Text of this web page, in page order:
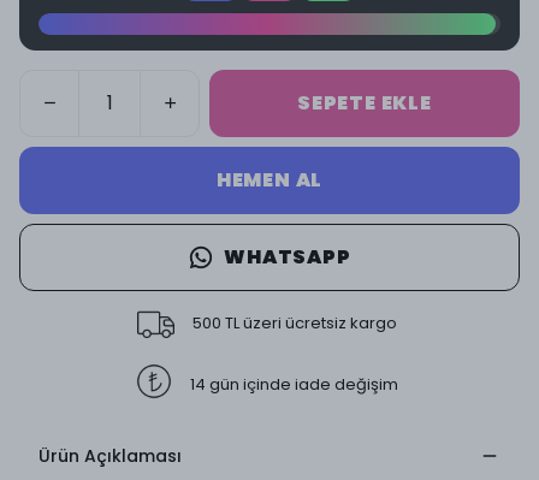
SEPETE EKLE
HEMEN AL
WHATSAPP
500 TL üzeri ücretsiz kargo
14 gün içinde iade değişim
Ürün Açıklaması